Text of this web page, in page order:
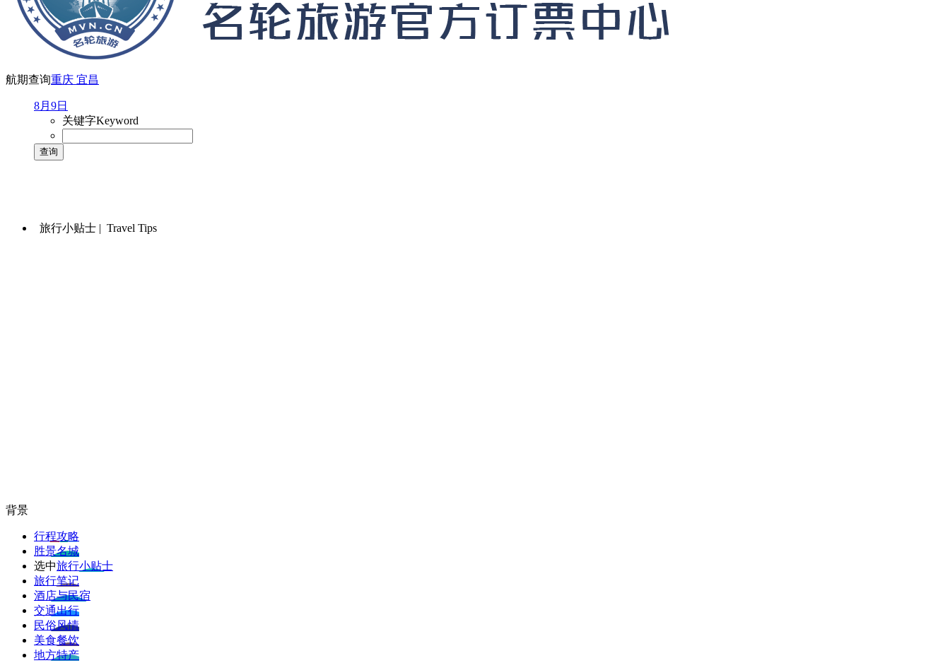
航期查询重庆 宜昌
8月9日
关键字Keyword
旅行小贴士 | Travel Tips
背景
行程攻略
胜景名城
选中旅行小贴士
旅行笔记
酒店与民宿
交通出行
民俗风情
美食餐饮
地方特产